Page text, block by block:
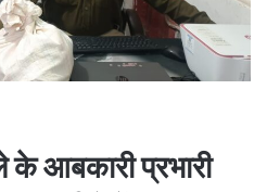
के आबकारी प्रभारी